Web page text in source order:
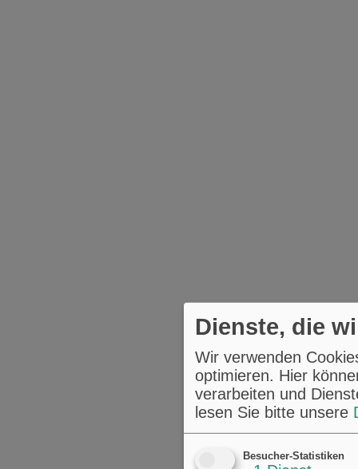
Dienste, die
Wir verwenden
optimieren. Hier
verarbeiten und
lesen Sie bitte unsere
Besucher-Statistiken